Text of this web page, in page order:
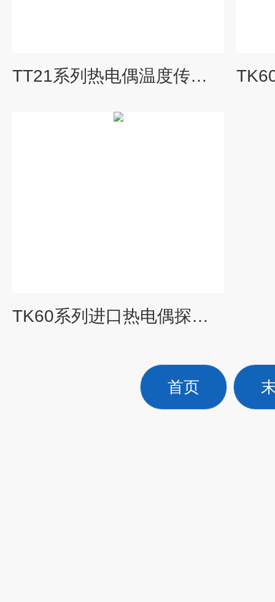
TT21系列热电偶温度传感器进口品牌空调系统
TK60系列进口热电偶探头温度传感器德国厂家
首页